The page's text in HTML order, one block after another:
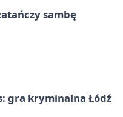
sambę
gra kryminalna Łódź